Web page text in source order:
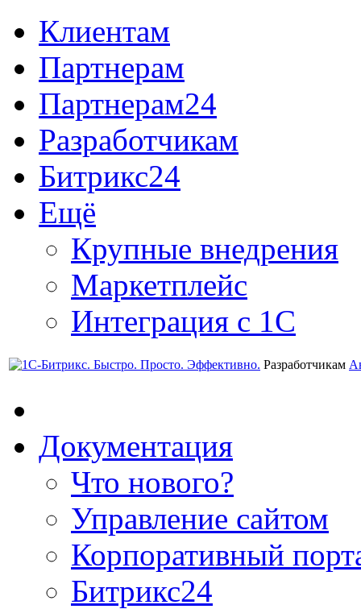
Клиентам
Партнерам
Партнерам24
Разработчикам
Битрикс24
Ещё
Крупные внедрения
Маркетплейс
Интеграция с 1С
Разработчикам
Документация
Что нового?
Управление сайтом
Корпоративный
Битрикс24